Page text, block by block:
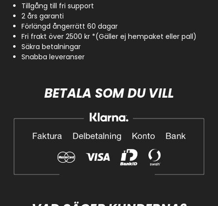
Tillgång till fri support
2 års garanti
Förlängd ångerrätt 60 dagar
Fri frakt över 2500 kr *(Gäller ej hempaket eller pall)
Säkra betalningar
Snabba leveranser
BETALA SOM DU VILL